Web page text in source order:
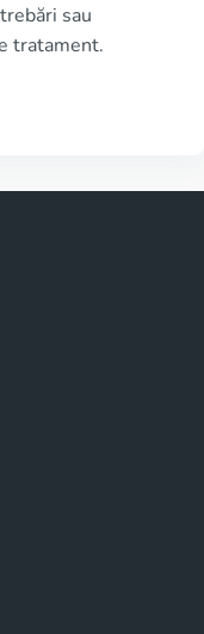
sau
tratament.